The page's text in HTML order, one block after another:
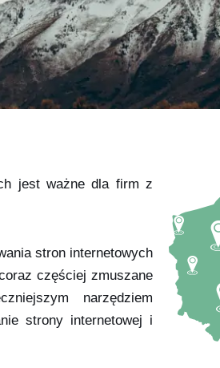
jest ważne dla firm z
stron internetowych
częściej zmuszane
narzędziem
strony internetowej i